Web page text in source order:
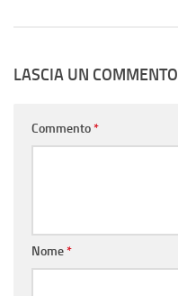
LASCIA UN COMMENTO
Commento*
Nome*